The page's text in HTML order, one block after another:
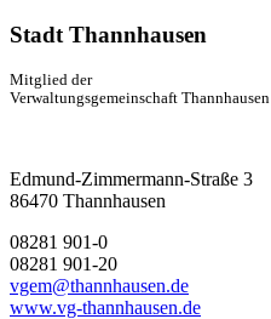
Stadt Thannhausen
Mitglied der
Verwaltungsgemeinschaft Thannhausen
Edmund-Zimmermann-Straße 3
86470 Thannhausen
08281 901-0
08281 901-20
vgem@thannhausen.de
www.vg-thannhausen.de